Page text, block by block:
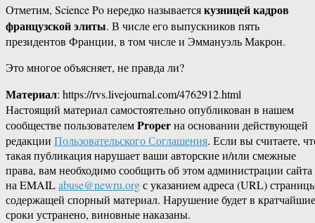
Отметим, Science Po нередко называетсякузницей кадров
французской элиты. В числе его выпускников пять
президентов Франции, в том числе и Эммануэль Макрон.
Это многое объясняет, не правда ли?
Материал: https://rvs.livejournal.com/4762912.html
Настоящий материал самостоятельно опубликован в нашем
сообществе пользователемProperна основании действующей
редакции Пользовательского Соглашения. Если вы считаете,
такая публикация нарушает ваши авторские и/или смежные
права, вам необходимо сообщить об этом администрации сайта
на EMAILabuse@newru.orgс указанием адреса (URL)
содержащей спорный материал. Нарушение будет в кратчайшие
сроки устранено, виновные наказаны.